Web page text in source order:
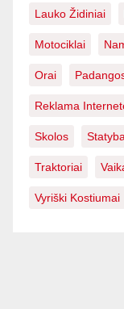
Lauko Židiniai
Motociklai
Orai
Reklama
Skolos Statyba
Traktoriai
Vyriški Kostiumai